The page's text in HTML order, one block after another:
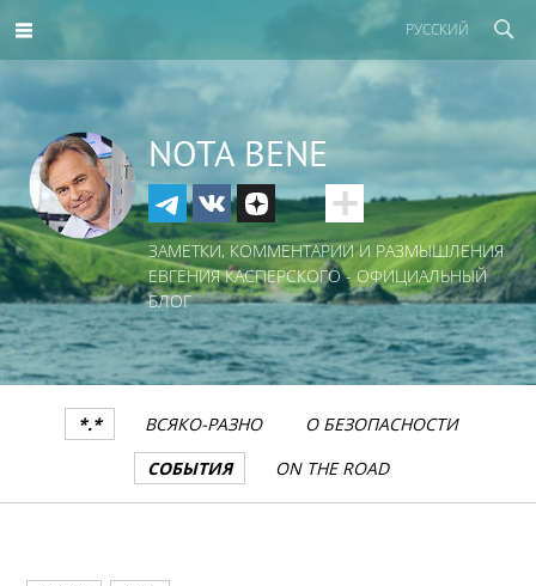
РУССКИЙ
NOTA BENE
ЗАМЕТКИ, КОММЕНТАРИИ И РАЗМЫШЛЕНИЯ
ЕВГЕНИЯ КАСПЕРСКОГО - ОФИЦИАЛЬНЫЙ
БЛОГ
*.* ВСЯКО-РАЗНО
О БЕЗОПАСНОСТИ
СОБЫТИЯ
ON THE ROAD